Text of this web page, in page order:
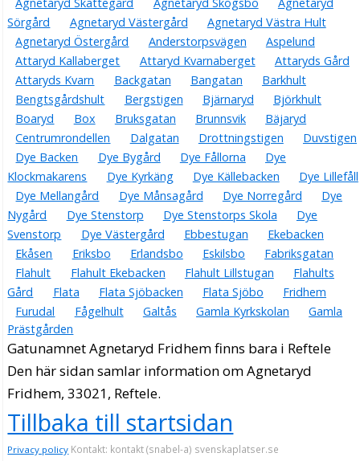
Sörgård
Agnetaryd Västergård
Agnetaryd Västra Hult
Agnetaryd Östergård
Anderstorpsvägen
Aspelund
Attaryd Kallaberget
Attaryd Kvarnaberget
Attaryds Gård
Attaryds Kvarn
Backgatan Bangatan
Barkhult
Bengtsgårdshult
Bergstigen Bjärnaryd
Björkhult
Boaryd
Box Bruksgatan Brunnsvik
Bäjaryd
Centrumrondellen
Dalgatan Drottningstigen
Duvstigen
Dye Backen
Dye Bygård Dye Fållorna
Dye
Klockmakarens
Dye Kyrkäng Dye Källebacken
Dye Lillefåll
Dye Mellangård
Dye Månsagård Dye Norregård
Dye
Nygård
Dye Stenstorp Dye Stenstorps Skola
Dye
Svenstorp
Dye Västergård Ebbestugan
Ekebacken
Ekåsen
Eriksbo Erlandsbo Eskilsbo
Fabriksgatan
Flahult
Flahult Ekebacken Flahult Lillstugan
Flahults
Gård
Flata Flata Sjöbacken Flata Sjöbo
Fridhem
Furudal
Fågelhult Galtås Gamla Kyrkskolan
Gamla
Prästgården
Gatunamnet Agnetaryd Fridhem finns bara i Reftele
Den här sidan samlar information om Agnetaryd
Fridhem, 33021, Reftele.
Tillbaka till startsidan
Privacy policy Kontakt: kontakt (snabel-a) svenskaplatser.se